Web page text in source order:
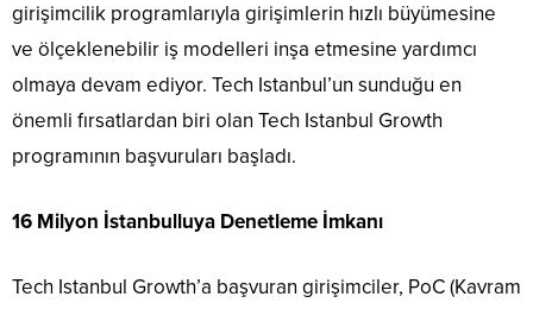
girişimcilik programlarıyla girişimlerin hızlı büyümesine
ve ölçeklenebilir iş modelleri inşa etmesine yardımcı
olmaya devam ediyor. Tech Istanbul’un sunduğu en
önemli fırsatlardan biri olan Tech Istanbul Growth
programının başvuruları başladı.
16 Milyon İstanbulluya Denetleme İmkanı
Tech Istanbul Growth’a başvuran girişimciler, PoC (Kavram